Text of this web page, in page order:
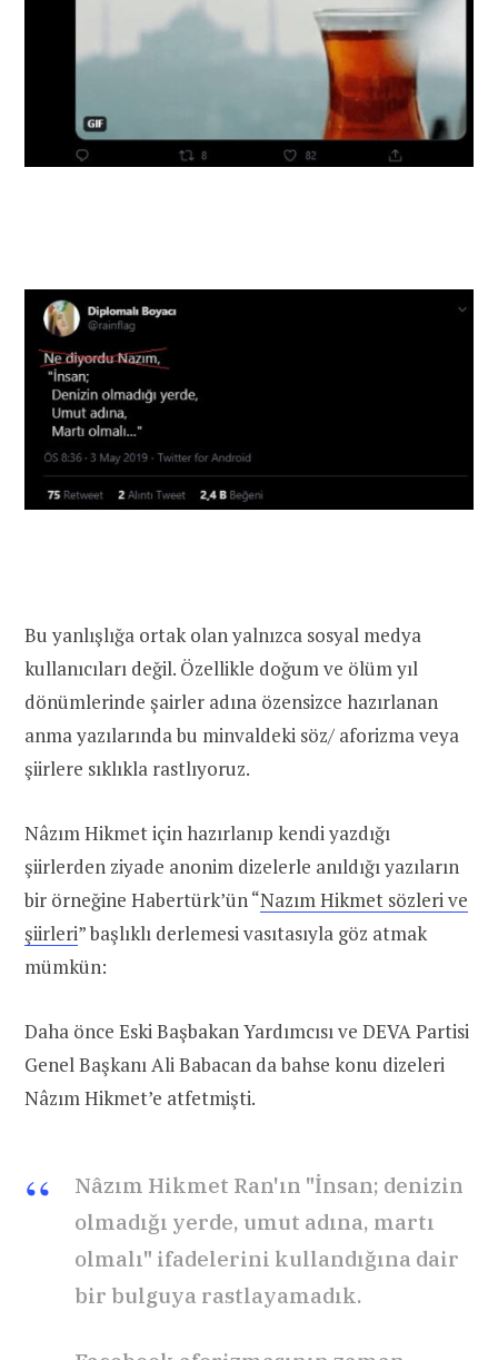
Bu yanlışlığa ortak olan yalnızca sosyal medya
kullanıcıları değil. Özellikle doğum ve ölüm yıl
dönümlerinde şairler adına özensizce hazırlanan
anma yazılarında bu minvaldeki söz/ aforizma veya
şiirlere sıklıkla rastlıyoruz.
Nâzım Hikmet için hazırlanıp kendi yazdığı
şiirlerden ziyade anonim dizelerle anıldığı yazıların
bir örneğine Habertürk’ün “Nazım Hikmet sözleri ve
şiirleri” başlıklı derlemesi vasıtasıyla göz atmak
mümkün:
Daha önce Eski Başbakan Yardımcısı ve DEVA Partisi
Genel Başkanı Ali Babacan da bahse konu dizeleri
Nâzım Hikmet’e atfetmişti.
Nâzım Hikmet Ran'ın "İnsan; denizin
olmadığı yerde, umut adına, martı
olmalı" ifadelerini kullandığına dair
bir bulguya rastlayamadık.